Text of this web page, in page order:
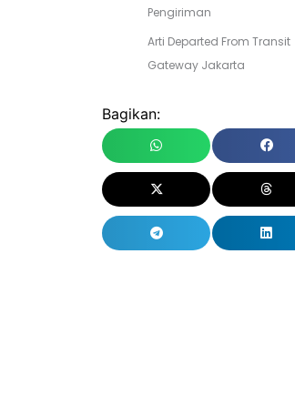
Pengiriman
Arti Departed From Transit
Gateway Jakarta
Bagikan: